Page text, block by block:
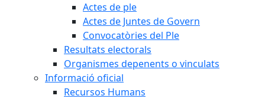
Actes de ple
Actes de Juntes de Govern
Convocatòries del Ple
Resultats electorals
Organismes depenents o vinculats
Informació oficial
Recursos Humans